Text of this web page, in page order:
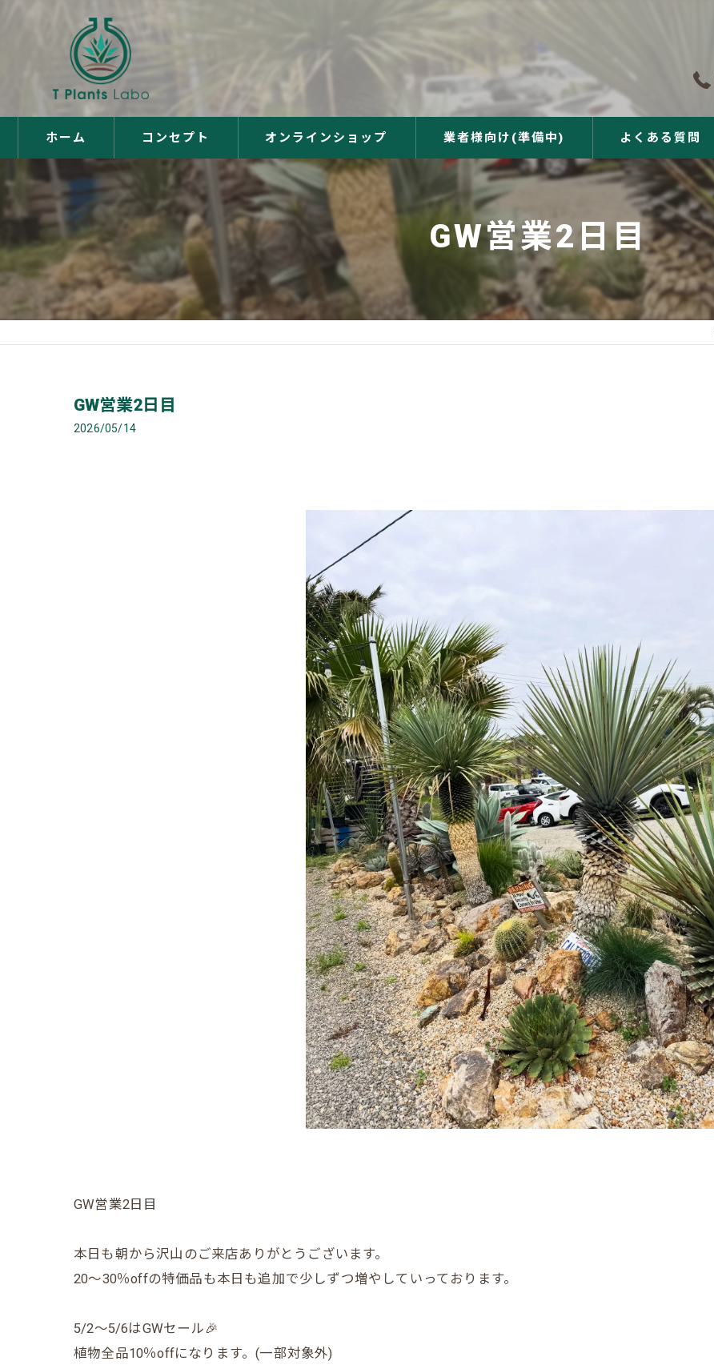
ホーム コンセプト オンラインショップ 業者様向け(準備中) よくある質問
GW営業2日目
GW営業2日目
2026/05/14
GW営業2日目
本日も朝から沢山のご来店ありがとうございます。
20〜30％offの特価品も本日も追加で少しずつ増やしていっております。
5/2〜5/6はGWセール🎉
植物全品10％offになります。(一部対象外)